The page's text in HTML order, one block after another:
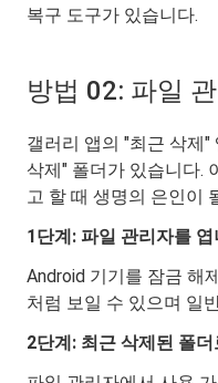
복구 도구가 있습니다.
방법 02: 파일
갤러리 앱의 "최근 삭제
삭제" 폴더가 있습니다.
고 할 때 생명의 은인이
1단계: 파일 관리자를 엽
Android 기기를 잠금 해
처럼 보일 수 있으며 일
2단계: 최근 삭제된 폴